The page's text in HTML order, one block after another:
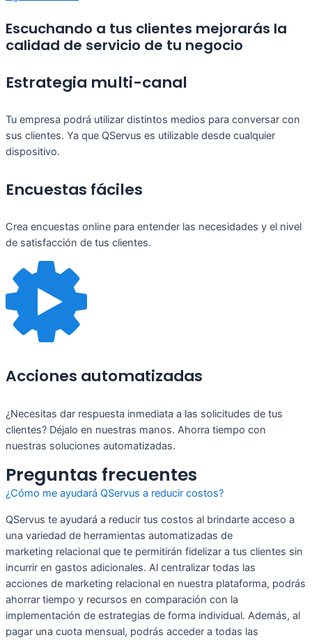
Escuchando a tus clientes mejorarás la
calidad de servicio de tu negocio
Estrategia multi-canal
Tu empresa podrá utilizar distintos medios para conversar con
sus clientes. Ya que QServus es utilizable desde cualquier
dispositivo.
Encuestas fáciles
Crea encuestas online para entender las necesidades y el nivel
de satisfacción de tus clientes.
Acciones automatizadas
¿Necesitas dar respuesta inmediata a las solicitudes de tus
clientes? Déjalo en nuestras manos. Ahorra tiempo con
nuestras soluciones automatizadas.
Preguntas frecuentes
¿Cómo me ayudará QServus a reducir costos?
QServus te ayudará a reducir tus costos al brindarte acceso a
una variedad de herramientas automatizadas de
marketing relacional que te permitirán fidelizar a tus clientes sin
incurrir en gastos adicionales. Al centralizar todas las
acciones de marketing relacional en nuestra plataforma, podrás
ahorrar tiempo y recursos en comparación con la
implementación de estrategias de forma individual. Además, al
pagar una cuota mensual, podrás acceder a todas las